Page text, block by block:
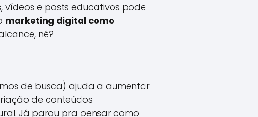
vídeos e posts educativos pode
marketing digital como
né?
de busca) ajuda a aumentar
de conteúdos
Já parou pra pensar como